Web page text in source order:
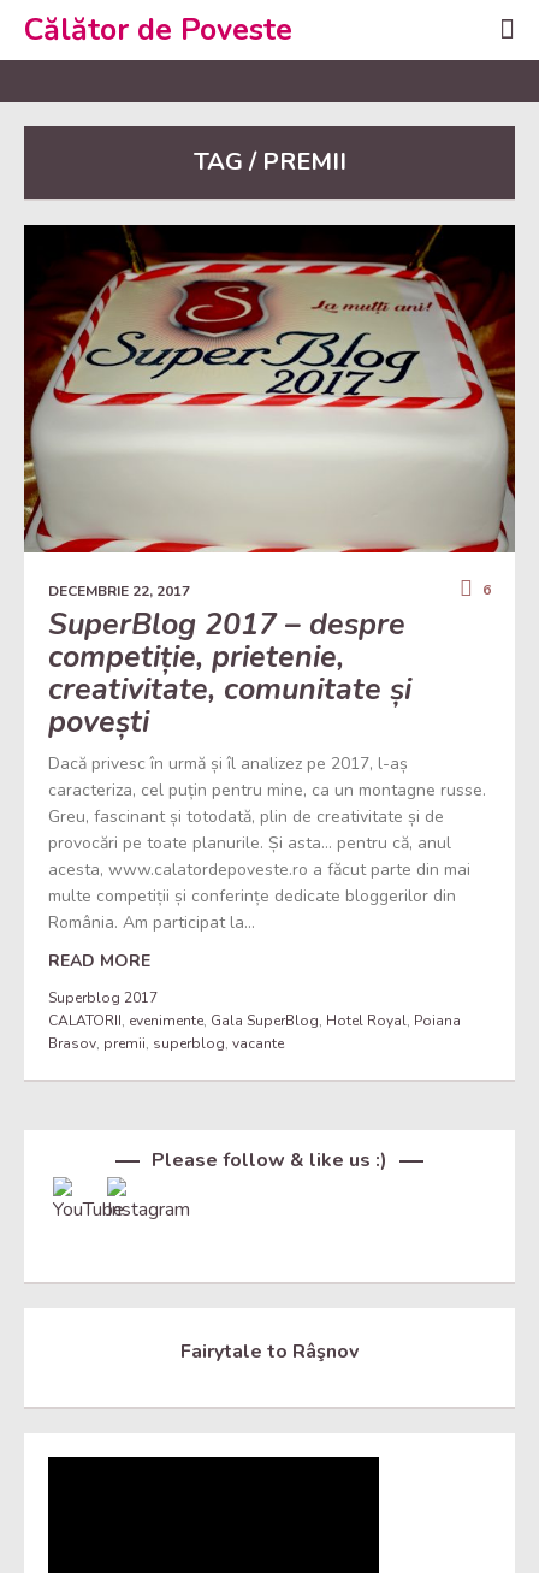
Călător de Poveste
TAG / PREMII
DECEMBRIE 22, 2017 6
SuperBlog 2017 – despre
competiție, prietenie,
creativitate, comunitate și
povești
Dacă privesc în urmă și îl analizez pe 2017, l-aș
caracteriza, cel puțin pentru mine, ca un montagne russe.
Greu, fascinant și totodată, plin de creativitate și de
provocări pe toate planurile. Și asta… pentru că, anul
acesta, www.calatordepoveste.ro a făcut parte din mai
multe competiții și conferințe dedicate bloggerilor din
România. Am participat la...
READ MORE
Superblog 2017
CALATORII, evenimente, Gala SuperBlog, Hotel Royal, Poiana
Brasov, premii, superblog, vacante
Please follow & like us :)
Fairytale to Râşnov